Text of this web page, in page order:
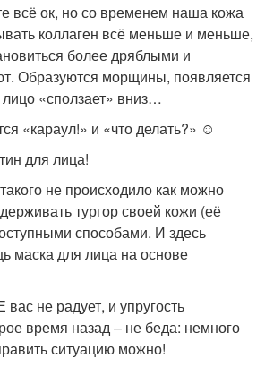
всё ок, но со временем наша кожа
коллаген всё меньше и меньше,
более дряблыми и
Образуются морщины, появляется
«сползает» вниз…
«караул!» и «что делать?» ☺
для лица!
не происходило как можно
тургор своей кожи (её
способами. И здесь
маска для лица на основе
не радует, и упругость
время назад – не беда: немного
ситуацию можно!